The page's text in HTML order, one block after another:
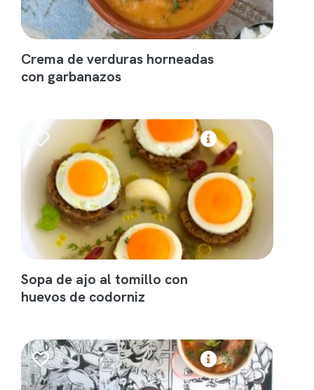
Crema de verduras horneadas
con garbanazos
Sopa de ajo al tomillo con
huevos de codorniz